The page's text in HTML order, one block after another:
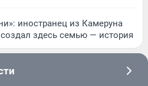
иностранец из Камеруна
здесь семью — история